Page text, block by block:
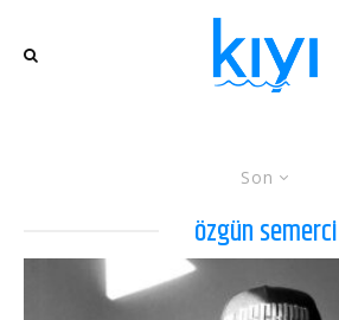
Son
özgün semerci